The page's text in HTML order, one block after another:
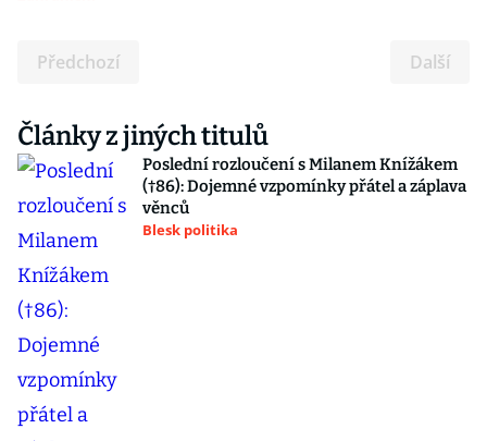
Předchozí Další
Články z jiných titulů
Poslední rozloučení s Milanem Knížákem
(†86): Dojemné vzpomínky přátel a záplava
věnců
Blesk politika